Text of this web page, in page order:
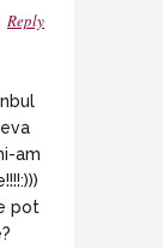
Reply
am
pot